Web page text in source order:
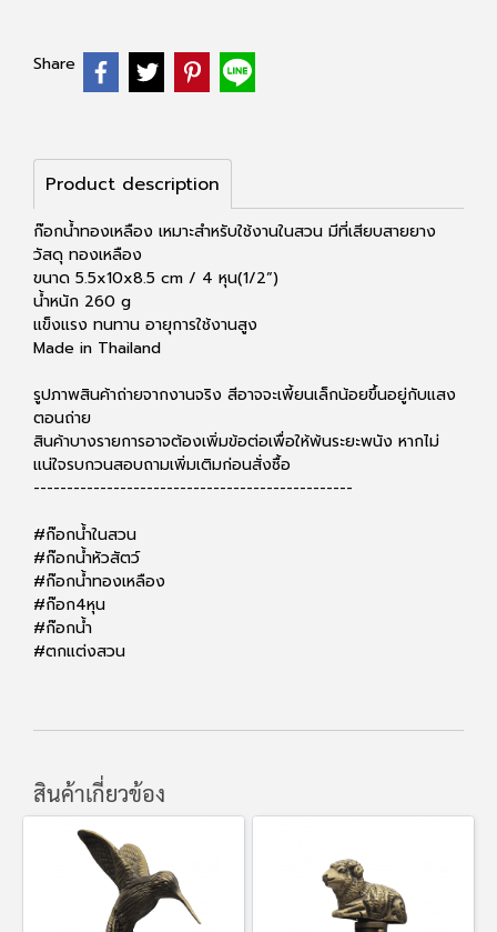
Share
Product description
ก๊อกน้ำทองเหลือง เหมาะสำหรับใช้งานในสวน มีที่เสียบสายยาง
วัสดุ ทองเหลือง
ขนาด 5.5x10x8.5 cm / 4 หุน(1/2”)
น้ำหนัก 260 g
แข็งแรง ทนทาน อายุการใช้งานสูง
Made in Thailand
รูปภาพสินค้าถ่ายจากงานจริง สีอาจจะเพี้ยนเล็กน้อยขึ้นอยู่กับแสง
ตอนถ่าย
สินค้าบางรายการอาจต้องเพิ่มข้อต่อเพื่อให้พ้นระยะพนัง หากไม่
แน่ใจรบกวนสอบถามเพิ่มเติมก่อนสั่งซื้อ
------------------------------------------------
#ก๊อกน้ำในสวน
#ก๊อกน้ำหัวสัตว์
#ก๊อกน้ำทองเหลือง
#ก๊อก4หุน
#ก๊อกน้ำ
#ตกแต่งสวน
สินค้าเกี่ยวข้อง